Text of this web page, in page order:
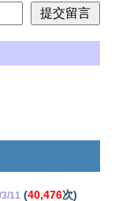
11 (40,476次)